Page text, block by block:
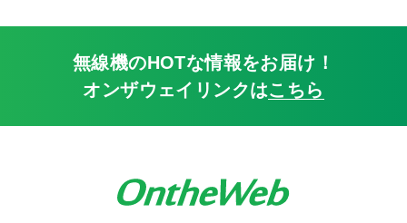
無線機のHOTな情報をお届け！
オンザウェイリンクはこちら
耳掛け
変換アダプタ